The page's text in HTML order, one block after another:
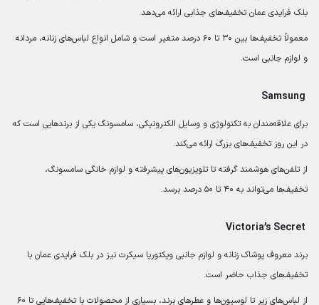
بلک فرایدی عمان تخفیف‌های جذابی ارائه می‌دهد.
معمولاً تخفیف‌ها بین ۳۰ تا ۶۰ درصد متغیر است و شامل انواع لباس‌های زنانه، مردانه
و لوازم جانبی است.
برای علاقه‌مندان به تکنولوژی و وسایل الکترونیکی، سامسونگ یکی از برندهایی است که
در این روز تخفیف‌های بزرگ ارائه می‌کند.
از تلفن‌های هوشمند گرفته تا تلویزیون‌های پیشرفته و لوازم خانگی سامسونگ،
تخفیف‌ها می‌تواند به ۴۰ تا ۵۰ درصد برسد.
برند معروف پوشاک زنانه و لوازم جانبی ویکتوریا سیکرت نیز در بلک فرایدی عمان با
تخفیف‌های جذاب حاضر است.
از لباس‌های زیر تا لوسیون‌ها و عطرهای برند، بسیاری از محصولات با تخفیف‌هایی تا ۶۰